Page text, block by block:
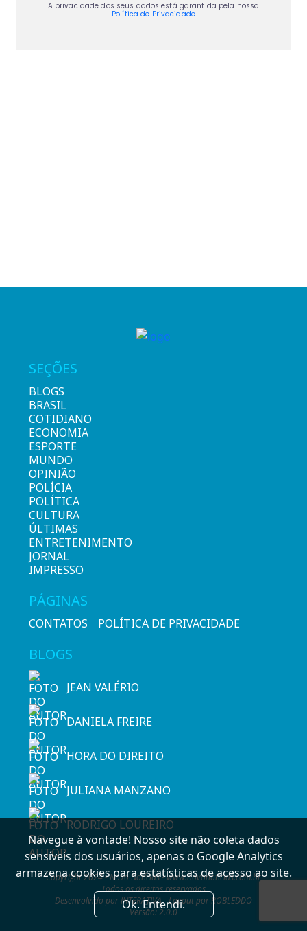
A privacidade dos seus dados está garantida pela nossa
Política de Privacidade
SEÇÕES
BLOGS
BRASIL
COTIDIANO
ECONOMIA
ESPORTE
MUNDO
OPINIÃO
POLÍCIA
POLÍTICA
CULTURA
ÚLTIMAS
ENTRETENIMENTO
JORNAL
IMPRESSO
PÁGINAS
CONTATOS POLÍTICA DE PRIVACIDADE
BLOGS
JEAN VALÉRIO
DANIELA FREIRE
HORA DO DIREITO
JULIANA MANZANO
RODRIGO LOUREIRO
Copyright 2024 - Novo Notícias - www.novonoticias.com.br
Todos os direitos reservados
Desenvolvido por INTERATIVA - Layout por ROBLEDDO
Versão: 2.0.0
Navegue à vontade! Nosso site não coleta dados
sensíveis dos usuários, apenas o Google Analytics
armazena cookies para estatísticas de acesso ao site.
Ok. Entendi.